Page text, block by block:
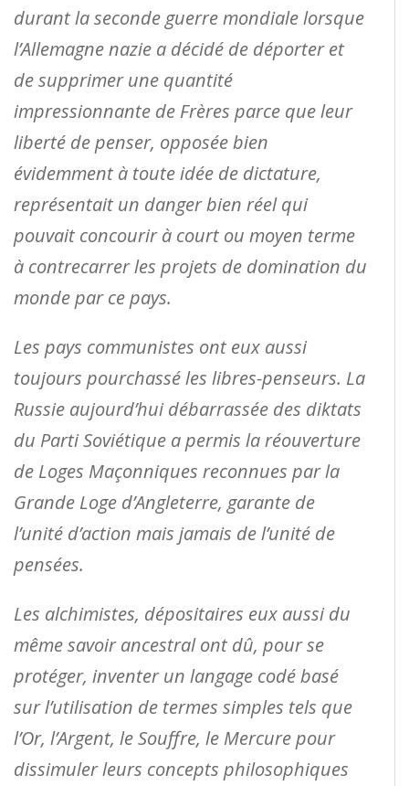
durant la seconde guerre mondiale lorsque
l’Allemagne nazie a décidé de déporter et
de supprimer une quantité
impressionnante de Frères parce que leur
liberté de penser, opposée bien
évidemment à toute idée de dictature,
représentait un danger bien réel qui
pouvait concourir à court ou moyen terme
à contrecarrer les projets de domination du
monde par ce pays.
Les pays communistes ont eux aussi
toujours pourchassé les libres-penseurs. La
Russie aujourd’hui débarrassée des diktats
du Parti Soviétique a permis la réouverture
de Loges Maçonniques reconnues par la
Grande Loge d’Angleterre, garante de
l’unité d’action mais jamais de l’unité de
pensées.
Les alchimistes, dépositaires eux aussi du
même savoir ancestral ont dû, pour se
protéger, inventer un langage codé basé
sur l’utilisation de termes simples tels que
l’Or, l’Argent, le Souffre, le Mercure pour
dissimuler leurs concepts philosophiques